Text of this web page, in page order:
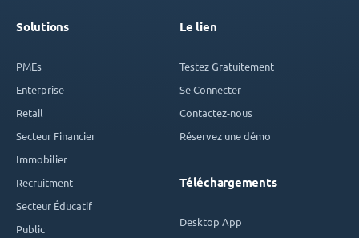
Solutions
PMEs
Enterprise
Retail
Secteur Financier
Immobilier
Recruitment
Secteur Éducatif
Public
Le lien
Testez Gratuitement
Se Connecter
Contactez-nous
Réservez une démo
Téléchargements
Desktop App